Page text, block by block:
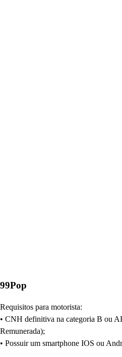
99Pop
Requisitos para motorista:
• CNH definitiva na categoria B ou
Remunerada);
• Possuir um smartphone IOS ou